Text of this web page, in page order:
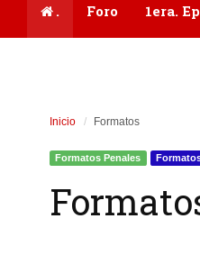
. Foro 1era.
Inicio Formatos
Formatos Penales